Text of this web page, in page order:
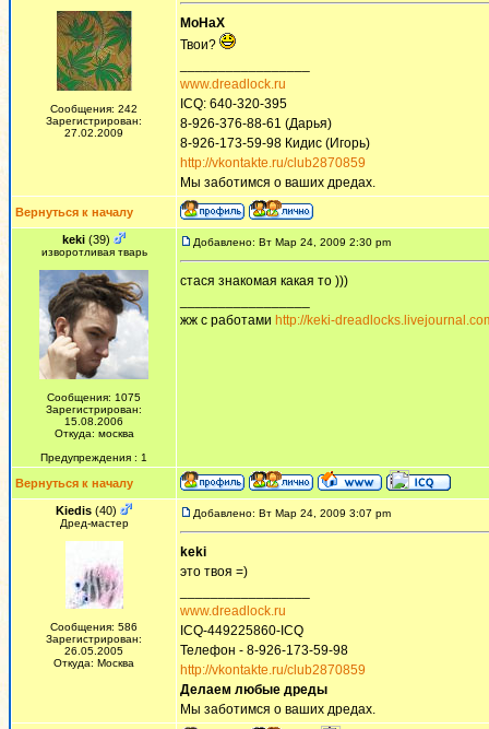
Сообщения: 242
Зарегистрирован:
27.02.2009
MoHaX
Твои?
www.dreadlock.ru
ICQ: 640-320-395
8-926-376-88-61 (Дарья)
8-926-173-59-98 Кидис (Игорь)
http://vkontakte.ru/club2870859
Мы заботимся о ваших дредах.
Вернуться к началу
keki (39)
изворотливая тварь
Сообщения: 1075
Зарегистрирован:
15.08.2006
Откуда: москва
Предупреждения : 1
Добавлено: Вт Мар 24, 2009 2:30 pm
стася знакомая какая то )))
жж с работами http://keki-
Вернуться к началу
Kiedis (40)
Дред-мастер
Сообщения: 586
Зарегистрирован:
26.05.2005
Откуда: Москва
Добавлено: Вт Мар 24, 2009 3:07 pm
keki
это твоя =)
www.dreadlock.ru
ICQ-449225860-ICQ
Телефон - 8-926-173-59-98
http://vkontakte.ru/club2870859
Делаем любые дреды
Мы заботимся о ваших дредах.